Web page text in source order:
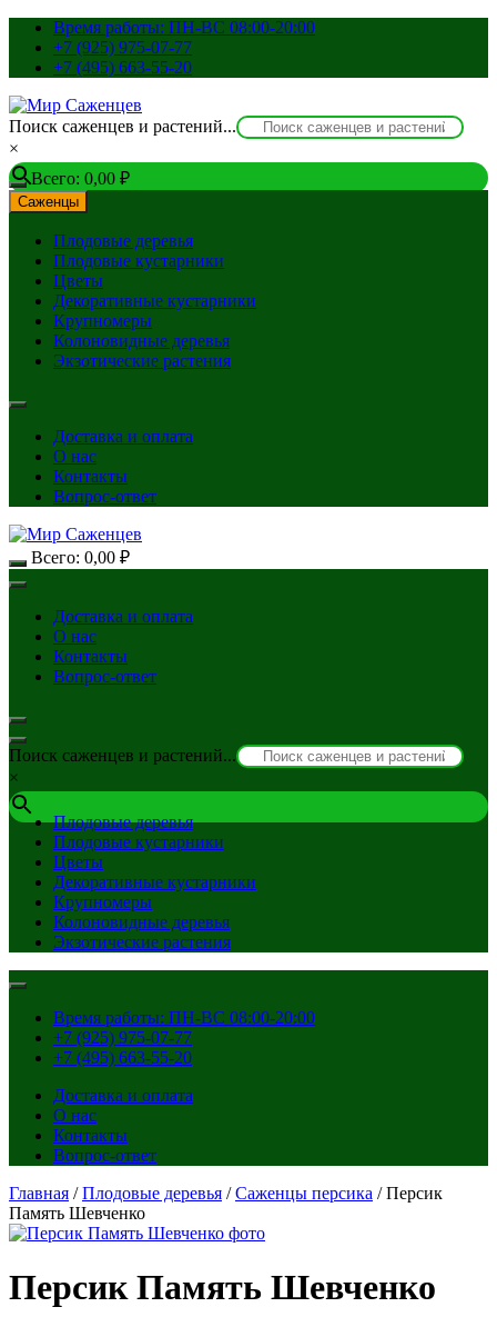
Перейти
содержимому
Время работы: ПН-ВС 08:00-20:00
+7 (925) 975-07-77
+7 (495) 663-55-20
Поиск саженцев и растений...
×
Всего: 0,00 ₽
Саженцы
Плодовые деревья
Плодовые кустарники
Цветы
Декоративные кустарники
Крупномеры
Колоновидные деревья
Экзотические растения
Доставка и оплата
О нас
Контакты
Вопрос-ответ
Всего: 0,00 ₽
Доставка и оплата
О нас
Контакты
Вопрос-ответ
Поиск саженцев и растений...
×
Плодовые деревья
Плодовые кустарники
Цветы
Декоративные кустарники
Крупномеры
Колоновидные деревья
Экзотические растения
Время работы: ПН-ВС 08:00-20:00
+7 (925) 975-07-77
+7 (495) 663-55-20
Доставка и оплата
О нас
Контакты
Вопрос-ответ
Главная /Плодовые деревья /Саженцы персика / Персик
Память Шевченко
Персик Память Шевченко